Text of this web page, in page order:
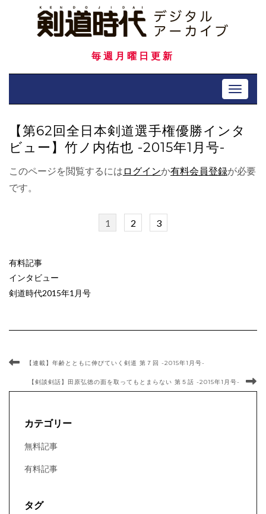
毎週月曜日更新
Toggle
【第62回全日本剣道選手権優勝インタ
ビュー】竹ノ内佑也 -2015年1月号-
このページを閲覧するには ログインか有料会員登録が必要
です。
1 2 3
有料記事
インタビュー
剣道時代2015年1月号
【連載】年齢とともに伸びていく剣道 第７回 -2015年1月号-
【剣談剣話】田原弘徳の面を取ってもとまらない 第５話 -2015年1月号-
カテゴリー
無料記事
有料記事
タグ